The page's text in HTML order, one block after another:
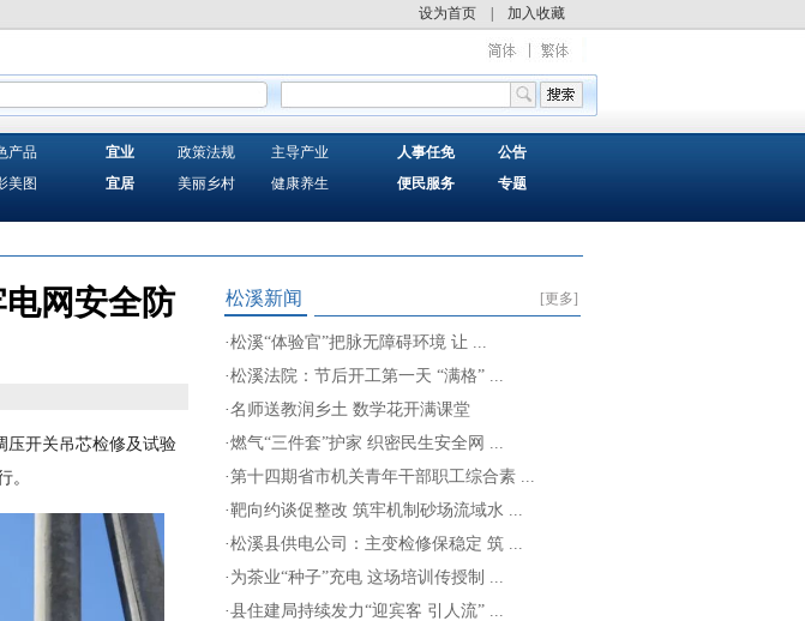
设为首页 加入收藏
产品
美图
宜业
宜居
政策法规
美丽乡村
主导产业
健康养生
人事任免
便民服务
公告
专题
网安全防
压开关吊芯检修及试验
。
[更多]
松溪新闻
·松溪“体验官”把脉无障碍环境 让 ...
·松溪法院：节后开工第一天 “满格” ...
·名师送教润乡土 数学花开满课堂
·燃气“三件套”护家 织密民生安全网 ...
·第十四期省市机关青年干部职工综合素 ...
·靶向约谈促整改 筑牢机制砂场流域水 ...
·松溪县供电公司：主变检修保稳定 筑 ...
· 为茶业“种子”充电 这场培训传授制 ...
·县住建局持续发力“迎宾客 引人流” ...